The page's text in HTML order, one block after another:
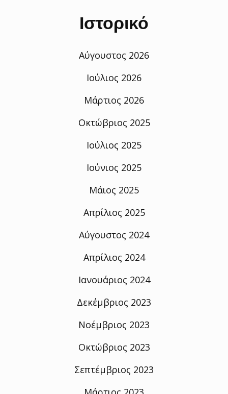
Ιστορικό
Αύγουστος 2026
Ιούλιος 2026
Μάρτιος 2026
Οκτώβριος 2025
Ιούλιος 2025
Ιούνιος 2025
Μάιος 2025
Απρίλιος 2025
Αύγουστος 2024
Απρίλιος 2024
Ιανουάριος 2024
Δεκέμβριος 2023
Νοέμβριος 2023
Οκτώβριος 2023
Σεπτέμβριος 2023